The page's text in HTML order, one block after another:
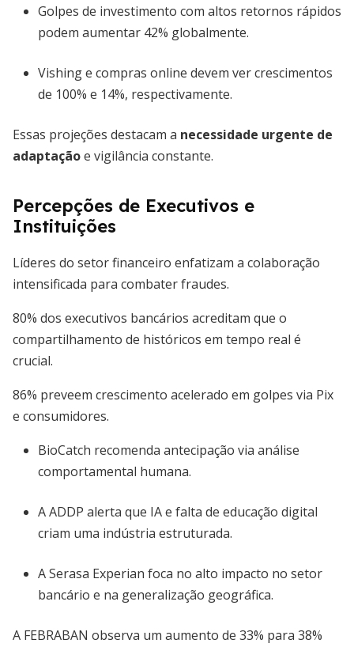
Golpes de investimento com altos retornos rápidos
podem aumentar 42% globalmente.
Vishing e compras online devem ver crescimentos
de 100% e 14%, respectivamente.
Essas projeções destacam a necessidade urgente de
adaptaçãoe vigilância constante.
Percepções de Executivos e
Instituições
Líderes do setor financeiro enfatizam a colaboração
intensificada para combater fraudes.
80% dos executivos bancários acreditam que o
compartilhamento de históricos em tempo real é
crucial.
86% preveem crescimento acelerado em golpes via Pix
e consumidores.
BioCatch recomenda antecipação via análise
comportamental humana.
A ADDP alerta que IA e falta de educação digital
criam uma indústria estruturada.
A Serasa Experian foca no alto impacto no setor
bancário e na generalização geográfica.
A FEBRABAN observa um aumento de 33% para 38%